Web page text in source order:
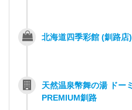
北海道四季彩館 (釧路店)
天然温泉幣舞の湯 ドー
PREMIUM釧路